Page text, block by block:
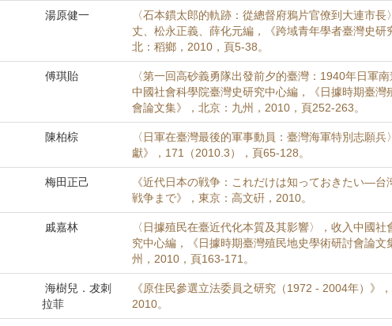
湯原健一
〈石本鏆太郎的軌跡：從總督府鴉片官僚到大連市長
丈、松永正義、薛化元編，《跨域青年學者臺灣史研
北：稻鄉，2010，頁5-38。
傅琪貽
〈第一回高砂義勇隊出發前夕的臺灣：1940年日軍
中國社會科學院臺灣史研究中心編，《日據時期臺灣
會論文集》，北京：九州，2010，頁252-263。
陳柏棕
〈日軍在臺灣最後的軍事動員：臺灣海軍特別志願兵
獻》，171（2010.3），頁65-128。
梅田正己
《近代日本の戦争：これだけは知っておきたい—台
戦争まで》，東京：高文硏，2010。
戚嘉林
〈日據殖民在臺近代化本質及其影響〉，收入中國社
究中心編，《日據時期臺灣殖民地史學術研討會論文
州，2010，頁163-171。
海樹兒．犮刺
拉菲
《原住民參選立法委員之研究（1972 - 2004年）》
2010。